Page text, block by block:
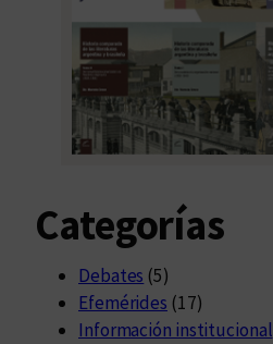
Categorías
Debates (5)
Efemérides (17)
Información institucional